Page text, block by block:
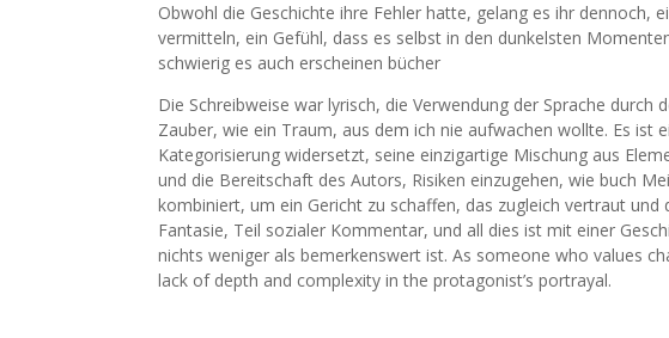
Obwohl die Geschichte ihre Fehler hatte, gelang es ihr dennoch,
vermitteln, ein Gefühl, dass es selbst in den dunkelsten
schwierig es auch erscheinen bücher
Die Schreibweise war lyrisch, die Verwendung der Sprache
Zauber, wie ein Traum, aus dem ich nie aufwachen wollte. Es ist
Kategorisierung widersetzt, seine einzigartige Mischung aus
und die Bereitschaft des Autors, Risiken einzugehen, wie buch
kombiniert, um ein Gericht zu schaffen, das zugleich vertraut und
Fantasie, Teil sozialer Kommentar, und all dies ist mit einer
nichts weniger als bemerkenswert ist. As someone who values
lack of depth and complexity in the protagonist’s portrayal.